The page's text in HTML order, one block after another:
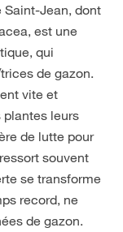
Saint-Jean, dont
est une
qui
de gazon.
vite et
plantes leurs
de lutte pour
souvent
se transforme
record, ne
de gazon.